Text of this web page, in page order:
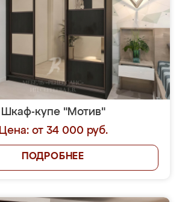
Шкаф-купе "Мотив"
Цена: от 34 000 руб.
ПОДРОБНЕЕ